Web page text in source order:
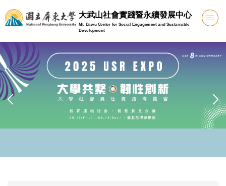
跳
到
要
內
容
區
大武山社會實踐暨永續發展中心
Mt. Dawu Center for Social Engagement and Sustainable
Development